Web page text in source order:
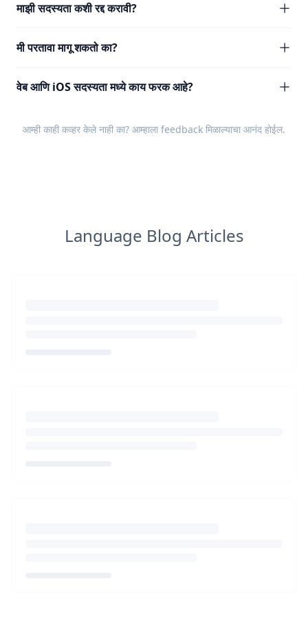
माझी सदस्यता कशी रद्द करावी?
मी परतावा मागू शकतो का?
वेब आणि iOS सदस्यता मध्ये काय फरक आहे?
आम्ही काही कव्हर केले नाही का? आम्हाला feedback मिळाल्याचा आनंद होईल.
Language Blog Articles